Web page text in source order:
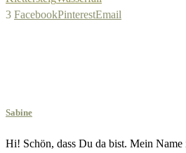
3 FacebookPinterestEmail
Sabine
Hi! Schön, dass Du da bist. Mein